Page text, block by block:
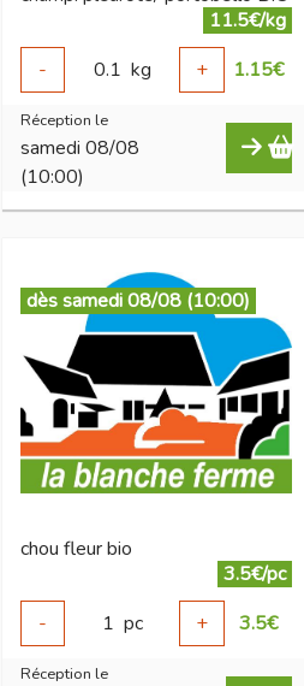
11.5€/kg
-
0.1 kg + 1.15€
Réception le
samedi 08/08
(10:00)
dès samedi 08/08 (10:00)
chou fleur bio
3.5€/pc
-
1 pc + 3.5€
Réception le